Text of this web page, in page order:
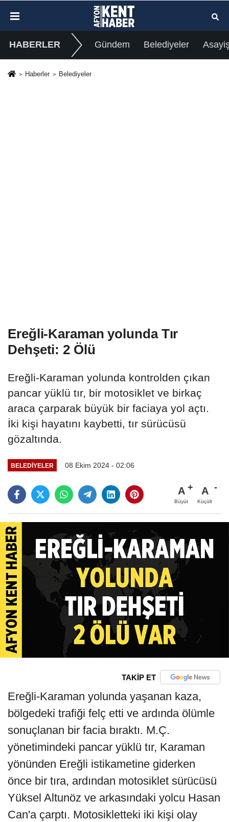
HABERLER Gündem Belediyeler
Haberler Belediyeler
Ereğli-Karaman yolunda Tır
Dehşeti: 2 Ölü
Ereğli-Karaman yolunda kontrolden çıkan
pancar yüklü tır, bir motosiklet ve birkaç
araca çarparak büyük bir faciaya yol açtı.
İki kişi hayatını kaybetti, tır sürücüsü
gözaltında.
BELEDIYELER 08 Ekim 2024 - 02:06
A
Büyüt
A
Küçült
TAKİP ET
Ereğli-Karaman yolunda yaşanan kaza,
bölgedeki trafiği felç etti ve ardında ölümle
sonuçlanan bir facia bıraktı. M.Ç.
yönetimindeki pancar yüklü tır, Karaman
yönünden Ereğli istikametine giderken
önce bir tıra, ardından motosiklet sürücüsü
Yüksel Altunöz ve arkasındaki yolcu Hasan
Can'a çarptı. Motosikletteki iki kişi olay